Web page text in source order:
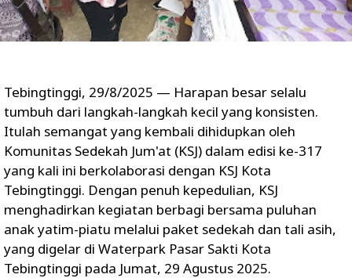
Tebingtinggi, 29/8/2025 — Harapan besar selalu
tumbuh dari langkah-langkah kecil yang konsisten.
Itulah semangat yang kembali dihidupkan oleh
Komunitas Sedekah Jum'at (KSJ) dalam edisi ke-317
yang kali ini berkolaborasi dengan KSJ Kota
Tebingtinggi. Dengan penuh kepedulian, KSJ
menghadirkan kegiatan berbagi bersama puluhan
anak yatim-piatu melalui paket sedekah dan tali asih,
yang digelar di Waterpark Pasar Sakti Kota
Tebingtinggi pada Jumat, 29 Agustus 2025.